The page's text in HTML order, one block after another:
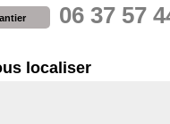
06 37 57
localiser